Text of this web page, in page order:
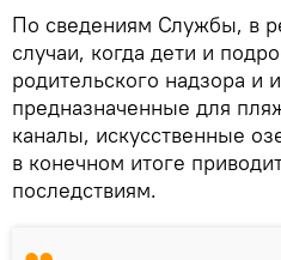
По сведениям Службы, в
случаи, когда дети и
родительского надзора и
предназначенные для
каналы, искусственные
в конечном итоге
последствиям.